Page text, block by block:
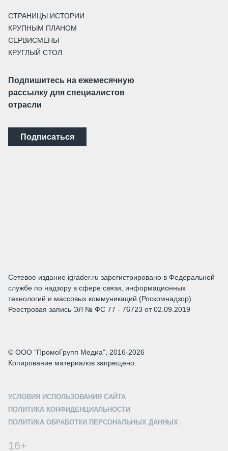
СТРАНИЦЫ ИСТОРИИ
КРУПНЫМ ПЛАНОМ
СЕРВИСМЕНЫ
КРУГЛЫЙ СТОЛ
Подпишитесь на ежемесячную
рассылку для специалистов
отрасли
Подписаться
Сетевое издание igrader.ru зарегистрировано в Федеральной
службе по надзору в сфере связи, информационных
технологий и массовых коммуникаций (Роскомнадзор).
Реестровая запись ЭЛ № ФС 77 - 76723 от 02.09.2019
© ООО "ПромоГрупп Медиа", 2016-2026
Копирование материалов запрещено.
УСЛОВИЯ ИСПОЛЬЗОВАНИЯ САЙТА
ПОЛИТИКА КОНФИДЕНЦИАЛЬНОСТИ
ПОЛИТИКА ОБРАБОТКИ ПЕРСОНАЛЬНЫХ ДАННЫХ
16+